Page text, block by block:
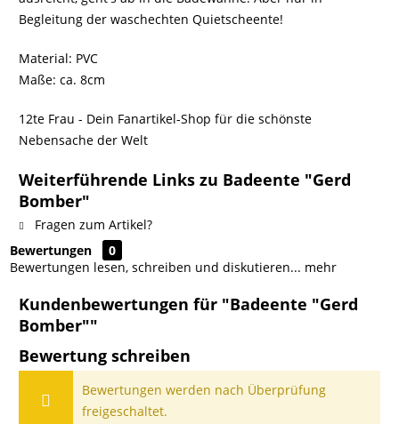
Begleitung der waschechten Quietscheente!
Material: PVC
Maße: ca. 8cm
12te Frau - Dein Fanartikel-Shop für die schönste
Nebensache der Welt
Weiterführende Links zu Badeente "Gerd
Bomber"
Fragen zum Artikel?
Bewertungen
0
Bewertungen lesen, schreiben und diskutieren... mehr
Kundenbewertungen für "Badeente "Gerd
Bomber""
Bewertung schreiben
Bewertungen werden nach Überprüfung
freigeschaltet.